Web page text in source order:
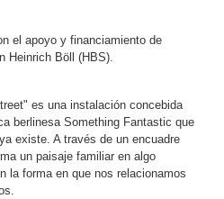
el apoyo y financiamiento de
Heinrich Böll (HBS).
es una instalación concebida
berlinesa Something Fantastic que
existe. A través de un encuadre
un paisaje familiar en algo
la forma en que nos relacionamos